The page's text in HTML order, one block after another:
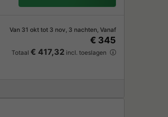
Van 31 okt tot 3 nov, 3 nachten, Vanaf
€ 345
Totaal € 417,32 incl. toeslagen